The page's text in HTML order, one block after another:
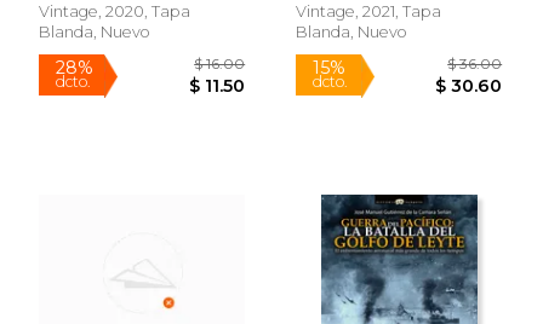
Vintage, 2020, Tapa
Blanda, Nuevo
Vintage, 2021, Tapa
Blanda, Nuevo